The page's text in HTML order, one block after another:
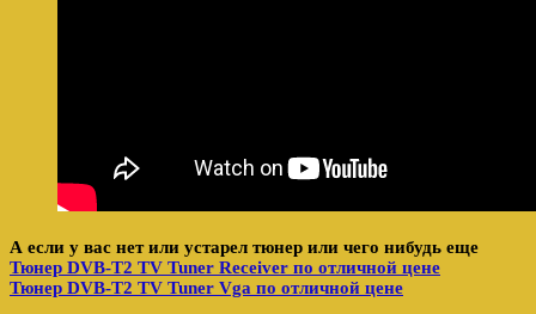
А если у вас нет или устарел тюнер или чего нибудь еще
Тюнер DVB-T2 TV Tuner Receiver по отличной цене
Тюнер DVB-T2 TV Tuner Vga по отличной цене